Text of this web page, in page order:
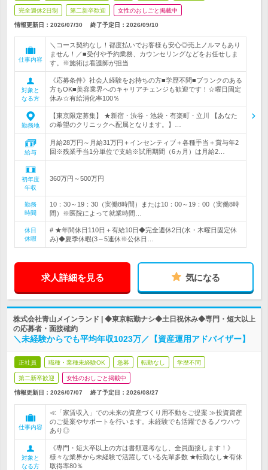
完全週休2日制 第二新卒歓迎 女性のおしごと掲載中
情報更新日：2026/07/30 終了予定日： 2026/09/10
仕事内容
＼コース契約なし！都度払いでお客様も安心◎売上ノルマもあり
ません！／■受付や予約業務、カウンセリングなどをお任せしま
す。※施術は看護師が担当
対象と
なる方
《応募条件》社会人経験をお持ちの方■学歴不問■ブランクのある
方もOK■美容業界へのキャリアチェンジも歓迎です！☆曜日固定
休み☆有給消化率100％
勤務地
【東京限定募集】 ★新宿・渋谷・池袋・有楽町・立川 【あなた
の希望のクリニックへ配属となります。】…
給与
月給28万円～月給31万円＋インセンティブ＋各種手当＋賞与年2
回※残業手当1分単位で支給※試用期間（6ヵ月）は月給2…
初年度
年収
360万円～500万円
勤務
時間
10：30～19：30（実働8時間）または10：00～19：00（実働8時
間）※医院によって就業時間…
休日
休暇
# ★年間休日110日＋有給10日◆完全週休2日(水・木曜日固定休
み)◆夏季休暇(3～5連休※公休日…
求人詳細を見る 気になる
株式会社青山メインランド | ◆東京転勤ナシ◆土日祝休み◆専門・短大以上
の応募者・面接確約
＼未経験からでも平均年収1023万／【資産運用アドバイザー】
正社員 職種・業種未経験OK 急募 転勤なし 学歴不問
第二新卒歓迎 女性のおしごと掲載中
情報更新日：2026/07/07 終了予定日： 2026/08/27
仕事内容
≪「家賃収入」での未来の資産づくり用不動をご提案 ≫投資資産
のご提案やサポートを行います。未経験でも活躍できるノウハウ
あり◎
対象と
なる方
《専門・短大卒以上の方は書類選考なし、全員面接します！》
様々な業界から未経験で活躍している先輩多数 ★転勤なし★有休
取得率80％